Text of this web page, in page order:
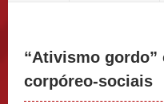
“Ativismo
corpóreo-sociais